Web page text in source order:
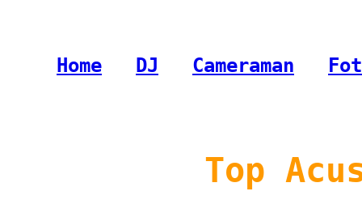
Home DJ Cameraman
Top